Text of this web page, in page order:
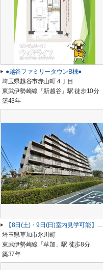
●越谷ファミリータウンB棟●
埼玉県越谷市赤山町４丁目
東武伊勢崎線「新越谷」駅 徒歩10分
築43年
【8日(土)・9日(日)室内見学可能】草加パーク・ホームズ
埼玉県草加市氷川町
東武伊勢崎線「草加」駅 徒歩8分
築37年